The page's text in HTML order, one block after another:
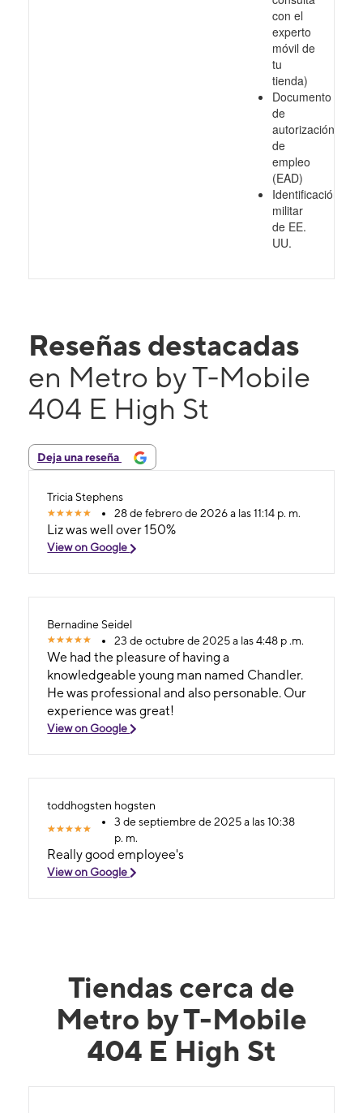
con el
experto
móvil de
tu
tienda)
Documento
de
autorización
de
empleo
(EAD)
Identificación
militar
de EE.
UU.
Reseñas destacadas
en Metro by T-Mobile
404 E High St
Deja una reseña
Tricia Stephens
28 de febrero de 2026 a las 11:14 p. m.
Liz was well over 150%
View on Google
Bernadine Seidel
23 de octubre de 2025 a las 4:48 p .m.
We had the pleasure of having a
knowledgeable young man named Chandler.
He was professional and also personable. Our
experience was great!
View on Google
toddhogsten hogsten
3 de septiembre de 2025 a las 10:38
p. m.
Really good employee's
View on Google
Tiendas cerca de
Metro by T-Mobile
404 E High St